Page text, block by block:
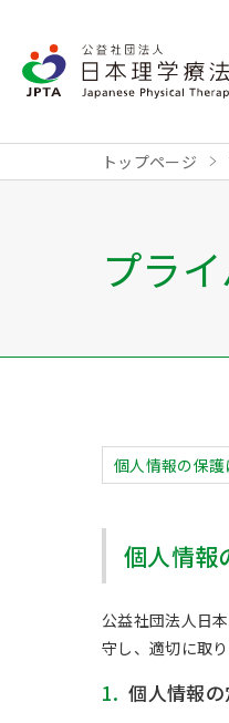
トップページ
プラ
個人情報の保
個人情報
公益社団法人日
守し、適切に取
1. 個人情報